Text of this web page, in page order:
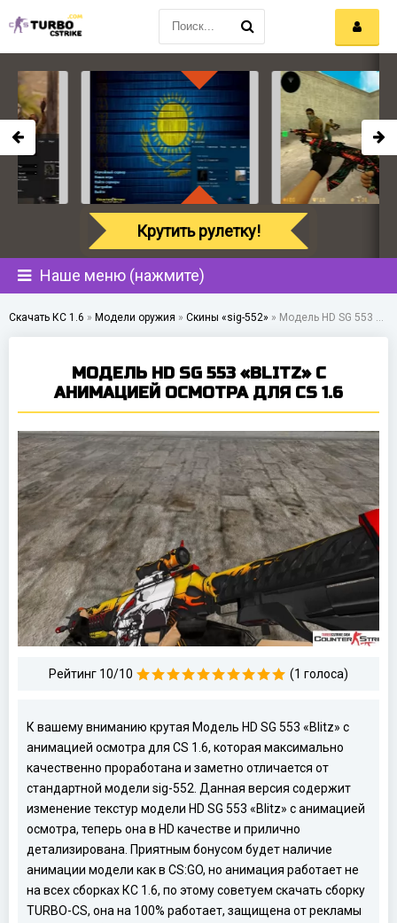
Наше меню (нажмите)
Скачать КС 1.6 » Модели оружия » Скины «sig-552» » Модель HD SG 553 «Blitz» с анимацией осмотра для CS 1.6
МОДЕЛЬ HD SG 553 «BLITZ» С
АНИМАЦИЕЙ ОСМОТРА ДЛЯ CS 1.6
Рейтинг 10/10 (1 голоса)
К вашему вниманию крутая Модель HD SG 553 «Blitz» с
анимацией осмотра для CS 1.6, которая максимально
качественно проработана и заметно отличается от
стандартной модели sig-552. Данная версия содержит
изменение текстур модели HD SG 553 «Blitz» с анимацией
осмотра, теперь она в HD качестве и прилично
детализирована. Приятным бонусом будет наличие
анимации модели как в CS:GO, но анимация работает не
на всех сборках КС 1.6, по этому советуем скачать сборку
TURBO-CS, она на 100% работает, защищена от рекламы
Крутить рулетку!